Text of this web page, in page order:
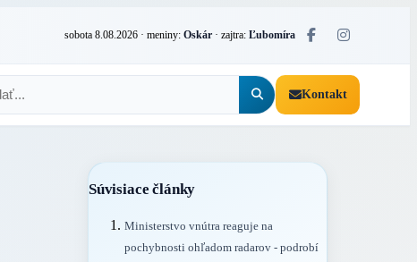
sobota 8.08.2026 · meniny: Oskár · zajtra: Ľubomíra
Kontakt
Súvisiace články
Ministerstvo vnútra reaguje na
pochybnosti ohľadom radarov - podrobí